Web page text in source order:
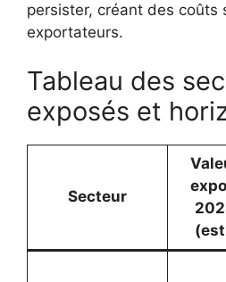
persister, créant des coûts
exportateurs.
Tableau des
exposés et
Secteur